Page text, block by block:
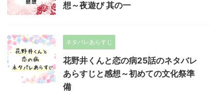
想～夜遊び 其の一
ネタバレあらすじ
花野井くんと恋の病25話のネタバレ
あらすじと感想～初めての文化祭準
備